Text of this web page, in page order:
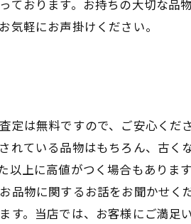
ております。お持ちの大切な品
軽にお声掛けください。
定は無料ですので、ご安心くだ
れている品物はもちろん、古く
上に高値がつく場合もあります
品物に関するお話をお聞かせく
す。当店では、お客様にご満足